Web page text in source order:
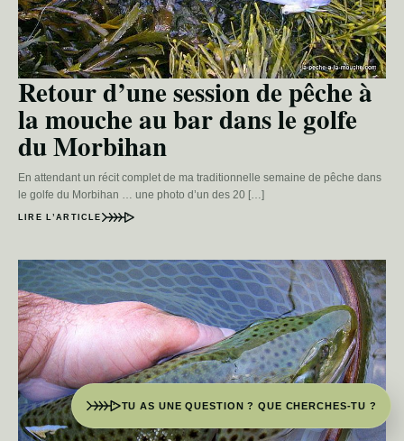
Retour d’une session de pêche à
la mouche au bar dans le golfe
du Morbihan
En attendant un récit complet de ma traditionnelle semaine de pêche dans
le golfe du Morbihan … une photo d’un des 20 […]
LIRE L’ARTICLE
TU AS UNE QUESTION ? QUE CHERCHES-TU ?